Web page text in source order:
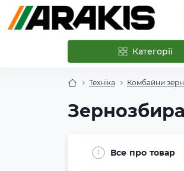
Категорії
Техніка Комбайни
Все про товар